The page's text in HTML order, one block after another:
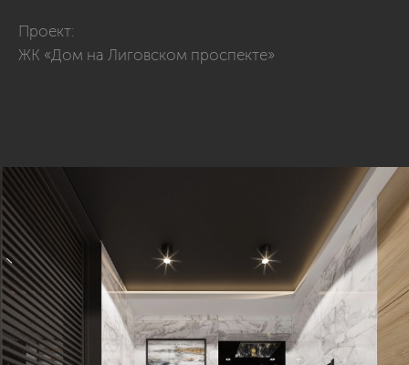
Проект:
ЖК «Дом на Лиговском проспекте»